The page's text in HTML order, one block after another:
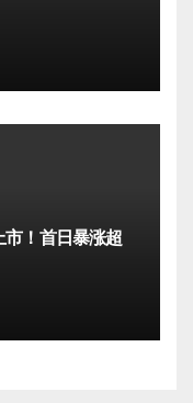
市！首日暴涨超